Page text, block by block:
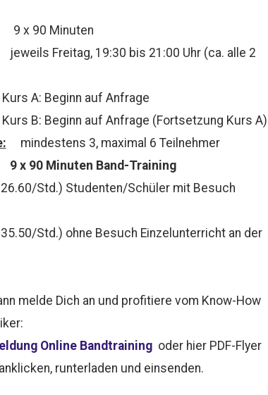
90 Minuten
19:30 bis 21:00 Uhr (ca. alle 2
auf Anfrage
auf Anfrage (Fortsetzung Kurs A)
mindestens 3, maximal 6 Teilnehmer
Minuten Band-Training
26.60/Std.) Studenten/Schüler mit Besuch
Std.) ohne Besuch Einzelunterricht an der
melde Dich an und profitiere vom Know-How
Online Bandtraining oder hier PDF-Flyer
runterladen und einsenden.